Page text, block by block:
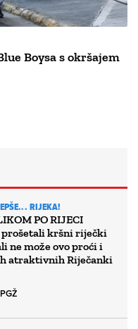
Boysa s okršajem
RIJEKA!
PO RIJECI
kršni riječki
ne može ovo proći i
atraktivnih Riječanki